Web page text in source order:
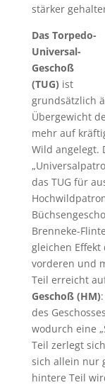
stärker
Das Torpedo-
Universal-
Geschoß
(TUG) ist
grundsätzlich
Übergewicht
mehr auf
Wild angelegt.
das TUG für
Brenneke-
gleichen
vorderen und
Teil erreicht
Geschoß (HM)
des
wodurch eine
Teil zerlegt
sich allein nur
hintere Teil